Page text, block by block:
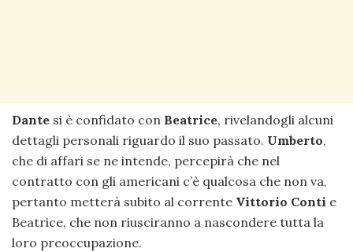
Dante si è confidato con Beatrice, rivelandogli alcuni
dettagli personali riguardo il suo passato. Umberto,
che di affari se ne intende, percepirà che nel
contratto con gli americani c’è qualcosa che non va,
pertanto metterà subito al corrente Vittorio Conti e
Beatrice, che non riusciranno a nascondere tutta la
loro preoccupazione.